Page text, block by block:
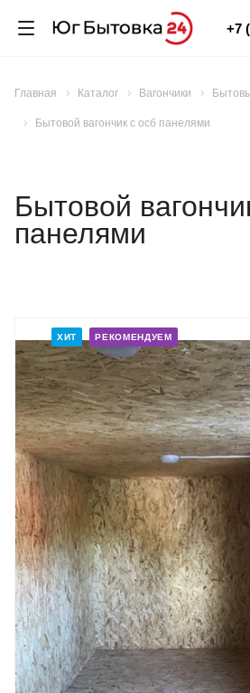
+7
Главная Каталог Вагончики
Бытовой вагончик с осб панелями
Бытовой
панелями
ХИТ РЕКОМЕНДУЕМ